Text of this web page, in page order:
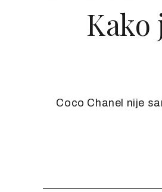
Kako
Coco Chanel nije